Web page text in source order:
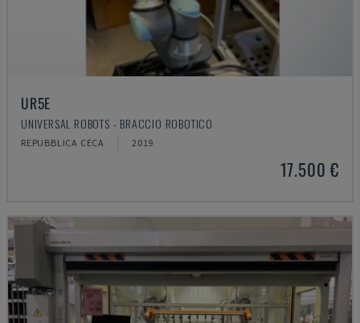
UR5E
UNIVERSAL ROBOTS - BRACCIO ROBOTICO
REPUBBLICA CECA 2019
17.500 €